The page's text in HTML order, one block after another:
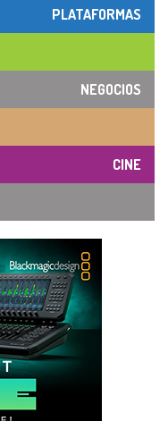
PLATAFORMAS
NEGOCIOS
CINE